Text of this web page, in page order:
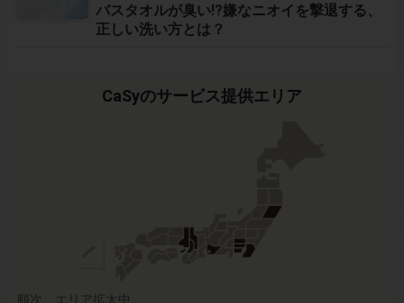
バスタオルが臭い!?嫌なニオイを撃退する、
正しい洗い方とは？
CaSyのサービス提供エリア
順次、エリア拡大中。